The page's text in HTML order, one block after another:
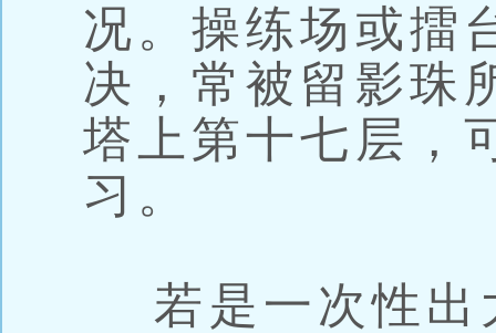
况。操练场或擂
决，常被留影珠
塔上第十七层，
习。
若是一次性出